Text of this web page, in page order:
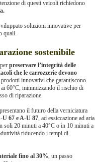
di questi veicoli richiedono
soluzioni innovative per
quali.
sostenibile
preservare l’integrità delle
che le carrozzerie devono
innovativi che garantiscono
ai 60°C, minimizzando il rischio di
di riparazione.
il futuro della verniciatura
67 e A-U 87, ad essiccazione ad aria
soli 20 minuti a 40°C o in 10 minuti a
riducendo i tempi di
fino al 30%, un passo